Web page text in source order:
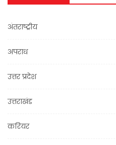
अंतराष्ट्रीय
अपराध
उत्तर प्रदेश
उत्तराखंड
करियर